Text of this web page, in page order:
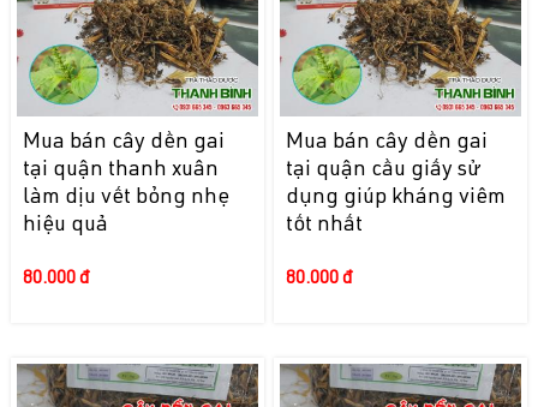
Mua bán cây dền gai
tại quận thanh xuân
làm dịu vết bỏng nhẹ
hiệu quả
80.000 đ
Mua bán cây dền gai
tại quận cầu giấy sử
dụng giúp kháng viêm
tốt nhất
80.000 đ